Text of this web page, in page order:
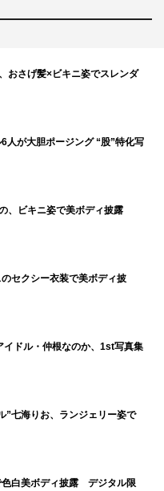
おさげ髪×ビキニ姿でスレンダ
人が大胆ポージング “股”特化写
、ビキニ姿で美ボディ披露
セクシー衣装で美ボディ披
イドル・仲根なのか、1st写真集
”七海りお、ランジェリー姿で
色白美ボディ披露 デジタル限